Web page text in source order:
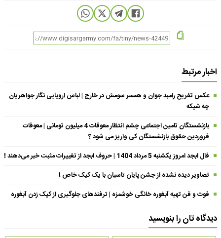
اخبار مرتبط
عکس تفریح رامبد جوان و همسر سومش در خارج | لباس اروپایی نگار جواهریان
چه شیکه
بازنشستگان تامین اجتماعی چشم انتظار معوقات 4 میلیون تومانی | معوقات
فروردین حقوق بازنشستگان کی واریز می شود ؟
فال ابجد امروز یکشنبه 5 مرداد 1404 | حروف ابجد از تغییرات مثبت خبر می‌دهند !
تصاویر دیده نشده از جشن پایان تاسیان با یک کیک خاص !
فوت و فن تهیه آبغوره خانگی خوشمزه | ترفندهای جلوگیری از کپک زدن آبغوره
دیدگاه تان را بنویسید